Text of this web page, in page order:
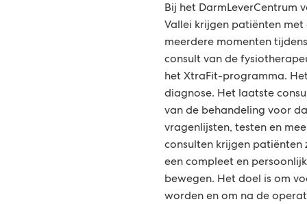
Bij het DarmLeverCentrum
Vallei krijgen patiënten met
meerdere momenten
consult van de
het XtraFit-programma.
diagnose. Het laatste
van de behandeling voor
vragenlijsten, testen en
consulten krijgen patiënten
een compleet en
bewegen. Het doel is om
worden en om na de